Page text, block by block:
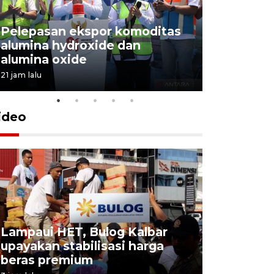
Pelepasan ekspor komoditas
alumina hydroxide dan
alumina oxide
21 jam lalu
Lampaui HET, Bulog Kalbar
upayakan stabilisasi harga
beras premium